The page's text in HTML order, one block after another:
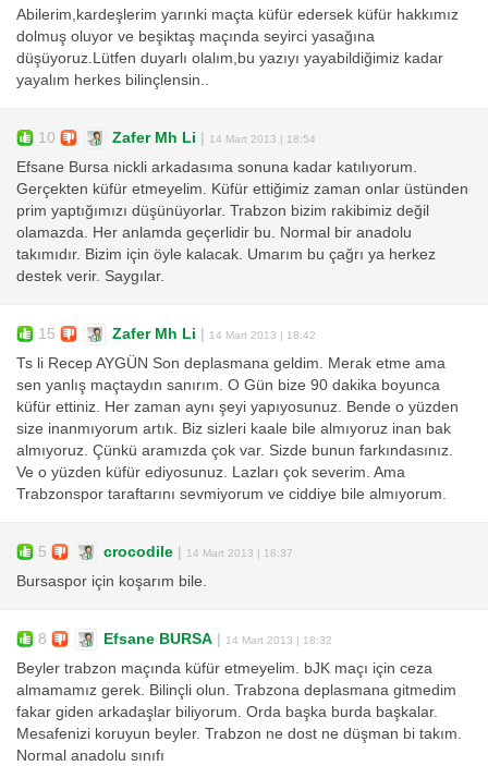
Abilerim,kardeşlerim yarınki maçta küfür edersek küfür hakkımız
dolmuş oluyor ve beşiktaş maçında seyirci yasağına
düşüyoruz.Lütfen duyarlı olalım,bu yazıyı yayabildiğimiz kadar
yayalım herkes bilinçlensin..
10 Zafer Mh Li 14 Mart 2013 | 18:54
Efsane Bursa nickli arkadasıma sonuna kadar katılıyorum.
Gerçekten küfür etmeyelim. Küfür ettiğimiz zaman onlar üstünden
prim yaptığımızı düşünüyorlar. Trabzon bizim rakibimiz değil
olamazda. Her anlamda geçerlidir bu. Normal bir anadolu
takımıdır. Bizim için öyle kalacak. Umarım bu çağrı ya herkez
destek verir. Saygılar.
15 Zafer Mh Li 14 Mart 2013 | 18:42
Ts li Recep AYGÜN Son deplasmana geldim. Merak etme ama
sen yanlış maçtaydın sanırım. O Gün bize 90 dakika boyunca
küfür ettiniz. Her zaman aynı şeyi yapıyosunuz. Bende o yüzden
size inanmıyorum artık. Biz sizleri kaale bile almıyoruz inan bak
almıyoruz. Çünkü aramızda çok var. Sizde bunun farkındasınız.
Ve o yüzden küfür ediyosunuz. Lazları çok severim. Ama
Trabzonspor taraftarını sevmiyorum ve ciddiye bile almıyorum.
5 crocodile 14 Mart 2013 | 18:37
Bursaspor için koşarım bile.
8 Efsane BURSA 14 Mart 2013 | 18:32
Beyler trabzon maçında küfür etmeyelim. bJK maçı için ceza
almamamız gerek. Bilinçli olun. Trabzona deplasmana gitmedim
fakar giden arkadaşlar biliyorum. Orda başka burda başkalar.
Mesafenizi koruyun beyler. Trabzon ne dost ne düşman bi takım.
Normal anadolu sınıfı